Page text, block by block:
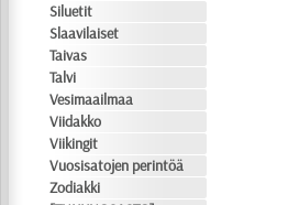
Siluetit
Slaavilaiset
Taivas
Talvi
Vesimaailmaa
Viidakko
Viikingit
Vuosisatojen perintöä
Zodiakki